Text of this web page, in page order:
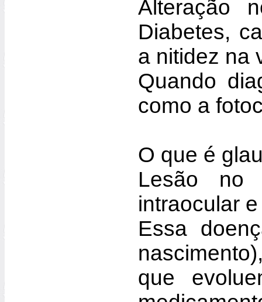
Alteração
Diabetes,
a nitidez na
Quando
como a
O que é
Lesão no
intraocular
Essa
que